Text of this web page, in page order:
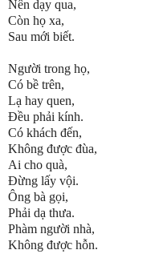
Nên dạy qua,
Còn họ xa,
Sau mới biết.
Người trong họ,
Có bề trên,
Lạ hay quen,
Đều phải kính.
Có khách đến,
Không được đùa,
Ai cho quà,
Đừng lấy vội.
Ông bà gọi,
Phải dạ thưa.
Phàm người nhà,
Không được hỗn.